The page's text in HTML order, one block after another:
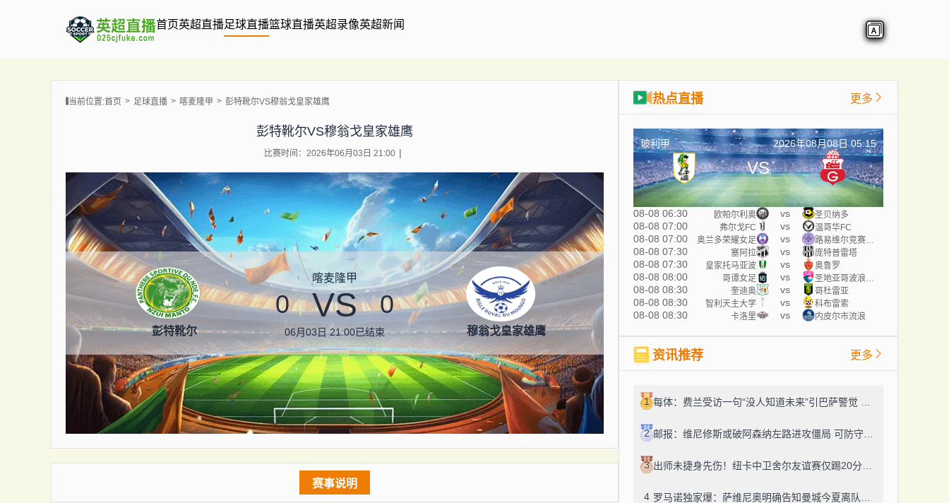
首页英超直播足球直播篮球直播英超录像英超新闻
当前位置:首页 足球直播 喀麦隆甲 彭特靴尔VS穆翁戈皇家雄鹰
彭特靴尔VS穆翁戈皇家雄鹰
比赛时间：2026年06月03日 21:00
彭特靴尔
喀麦隆甲
0 VS 0
06月03日 21:00已结束 穆翁戈皇家雄鹰
赛事说明
热点直播 更多
玻利甲 2026年08月08日 05:15
VS
08-08 06:30 欧帕尔利奥 vs 圣贝纳多
08-08 07:00 弗尔戈FC vs 温哥华FC
08-08 07:00 奥兰多荣耀女足 vs 路易维尔竞赛女足
08-08 07:30 塞阿拉 vs 庞特普雷塔
08-08 07:30 皇家托马亚波 vs 奥鲁罗
08-08 08:00 哥谭女足 vs
08-08 08:30 奎迪奥 vs 哥杜雷亚
08-08 08:30 智利天主大学 vs 科布雷索
08-08 08:30 卡洛里 vs 内皮尔市流浪
资讯推荐 更多
1
2
3
4